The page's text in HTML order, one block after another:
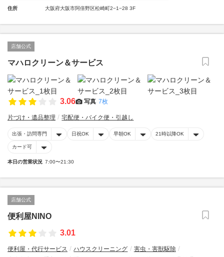
住所 大阪府大阪市阿倍野区松崎町2−1−28 3F
店舗公式
マハロクリーン＆サービス
3.06 写真 7枚
片づけ・遺品整理 宅配便・バイク便・引越し
出張・訪問専門 日祝OK 早朝OK 21時以降OK
カード可
本日の営業状況 7:00〜21:30
店舗公式
便利屋NINO
3.01
便利屋・代行サービス ハウスクリーニング
害虫・害獣駆除